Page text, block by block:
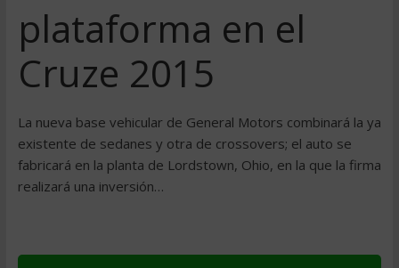
plataforma en el
Cruze 2015
La nueva base vehicular de General Motors combinará la ya
existente de sedanes y otra de crossovers; el auto se
fabricará en la planta de Lordstown, Ohio, en la que la firma
realizará una inversión…